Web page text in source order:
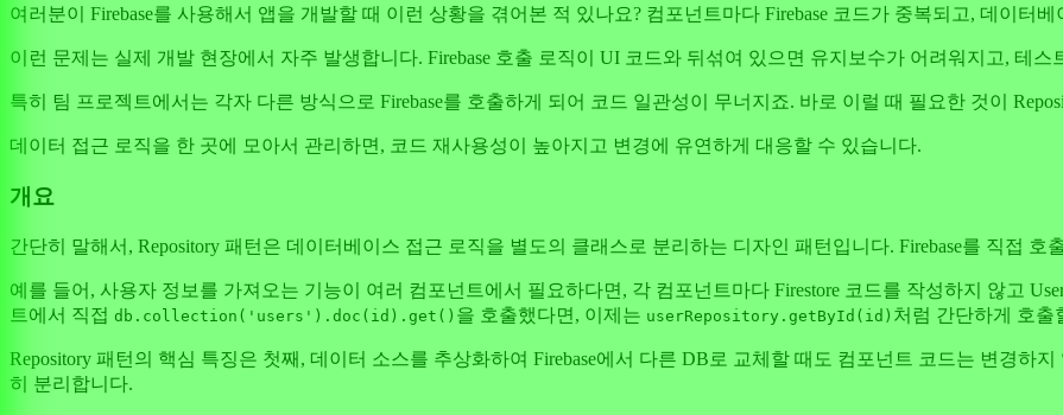
여러분이 Firebase를 사용해서 앱을 개발할 때 이런 상황을 겪어본 적 있나요? 컴포넌트마다 Firebase 코드가 중복되고, 데이터
이런 문제는 실제 개발 현장에서 자주 발생합니다. Firebase 호출 로직이 UI 코드와 뒤섞여 있으면 유지보수가 어려워지고, 테스
특히 팀 프로젝트에서는 각자 다른 방식으로 Firebase를 호출하게 되어 코드 일관성이 무너지죠. 바로 이럴 때 필요한 것이
데이터 접근 로직을 한 곳에 모아서 관리하면, 코드 재사용성이 높아지고 변경에 유연하게 대응할 수 있습니다.
개요
간단히 말해서, Repository 패턴은 데이터베이스 접근 로직을 별도의 클래스로 분리하는 디자인 패턴입니다. Firebase를 직접 호
예를 들어, 사용자 정보를 가져오는 기능이 여러 컴포넌트에서 필요하다면, 각 컴포넌트마다 Firestore 코드를 작성하지 않고
트에서 직접 db.collection('users').doc(id).get() 을 호출했다면, 이제는 userRepository.getById(id) 처럼 간단하게 호출
Repository 패턴의 핵심 특징은 첫째, 데이터 소스를 추상화하여 Firebase에서 다른 DB로 교체할 때도 컴포넌트 코드는 변경하
히 분리합니다.